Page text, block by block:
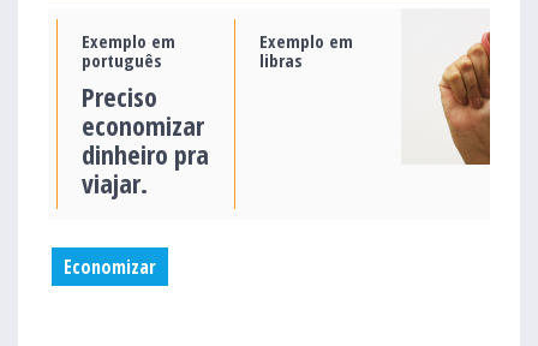
Exemplo em
português
Preciso
economizar
dinheiro pra
viajar.
Exemplo em
libras
Economizar